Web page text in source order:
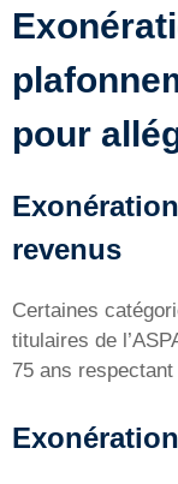
pour
revenus
Certaines
titulaires de
75 ans